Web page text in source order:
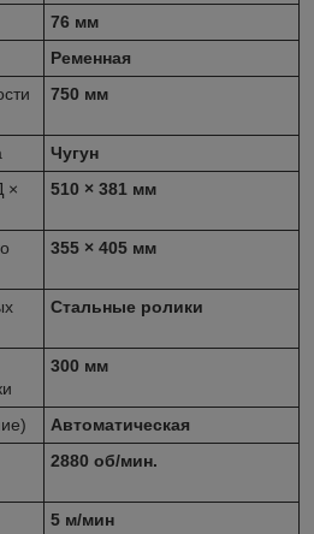
76 мм
Ременная
750 мм
Чугун
×
510 × 381 мм
355 × 405 мм
Стальные ролики
300 мм
Автоматическая
2880 об/мин.
5 м/мин